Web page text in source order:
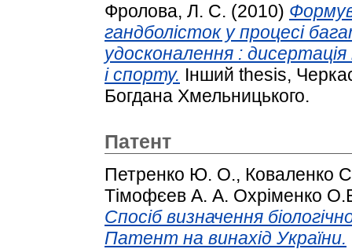
Фролова, Л. С. (2010)
гандболісток у процесі
удосконалення :
і спорту. Інший thesis,
Богдана Хмельницького.
Патент
Петренко Ю. О., Коваленко
Тімофєев А. А. Охріменко
Спосіб визначення
Патент на винахід України.